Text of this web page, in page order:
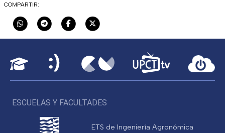
COMPARTIR:
ESCUELAS Y FACULTADES
ETS de Ingeniería Agronómica